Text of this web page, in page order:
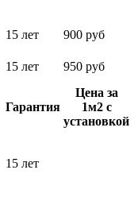
15 лет
900 руб
15 лет 950 руб
Гарантия
Цена за
1м2 с
установкой
15 лет